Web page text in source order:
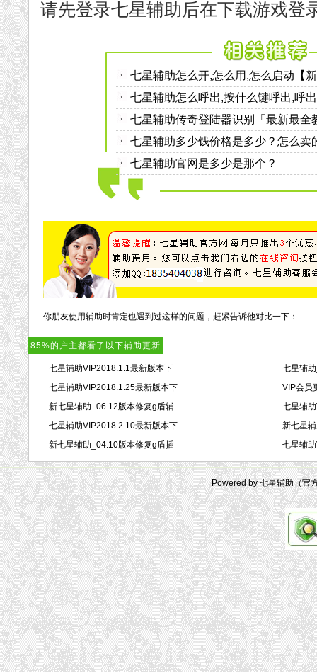
请先登录七星辅助后在下载游戏登
七星辅助怎么开,怎么用,怎么启动【
七星辅助怎么呼出,按什么键呼出,呼
七星辅助传奇登陆器识别「最新最全
七星辅助多少钱价格是多少？怎么卖
七星辅助官网是多少是那个？
你朋友使用辅助时肯定也遇到过这样的问题，赶紧告诉他对比一下：
85%的户主都看了以下辅助更新
七星辅助VIP2018.1.1最新版本下
七星辅
七星辅助VIP2018.1.25最新版本下
VIP会员
新七星辅助_06.12版本修复g盾辅
七星辅
七星辅助VIP2018.2.10最新版本下
新七星
新七星辅助_04.10版本修复g盾插
七星辅
Powered by 七星辅助（官